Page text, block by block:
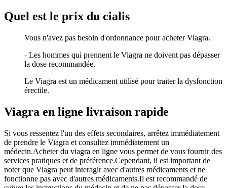
Quel est le prix du cialis
Vous n'avez pas besoin d'ordonnance pour acheter Viagra.
- Les hommes qui prennent le Viagra ne doivent pas dépasser
la dose recommandée.
Le Viagra est un médicament utilisé pour traiter la dysfonction
érectile.
Viagra en ligne livraison rapide
Si vous ressentez l'un des effets secondaires, arrêtez immédiatement
de prendre le Viagra et consultez immédiatement un
médecin.Acheter du viagra en ligne vous permet de vous fournir des
services pratiques et de préférence.Cependant, il est important de
noter que Viagra peut interagir avec d'autres médicaments et ne
fonctionne pas avec d'autres médicaments.Il est recommandé de